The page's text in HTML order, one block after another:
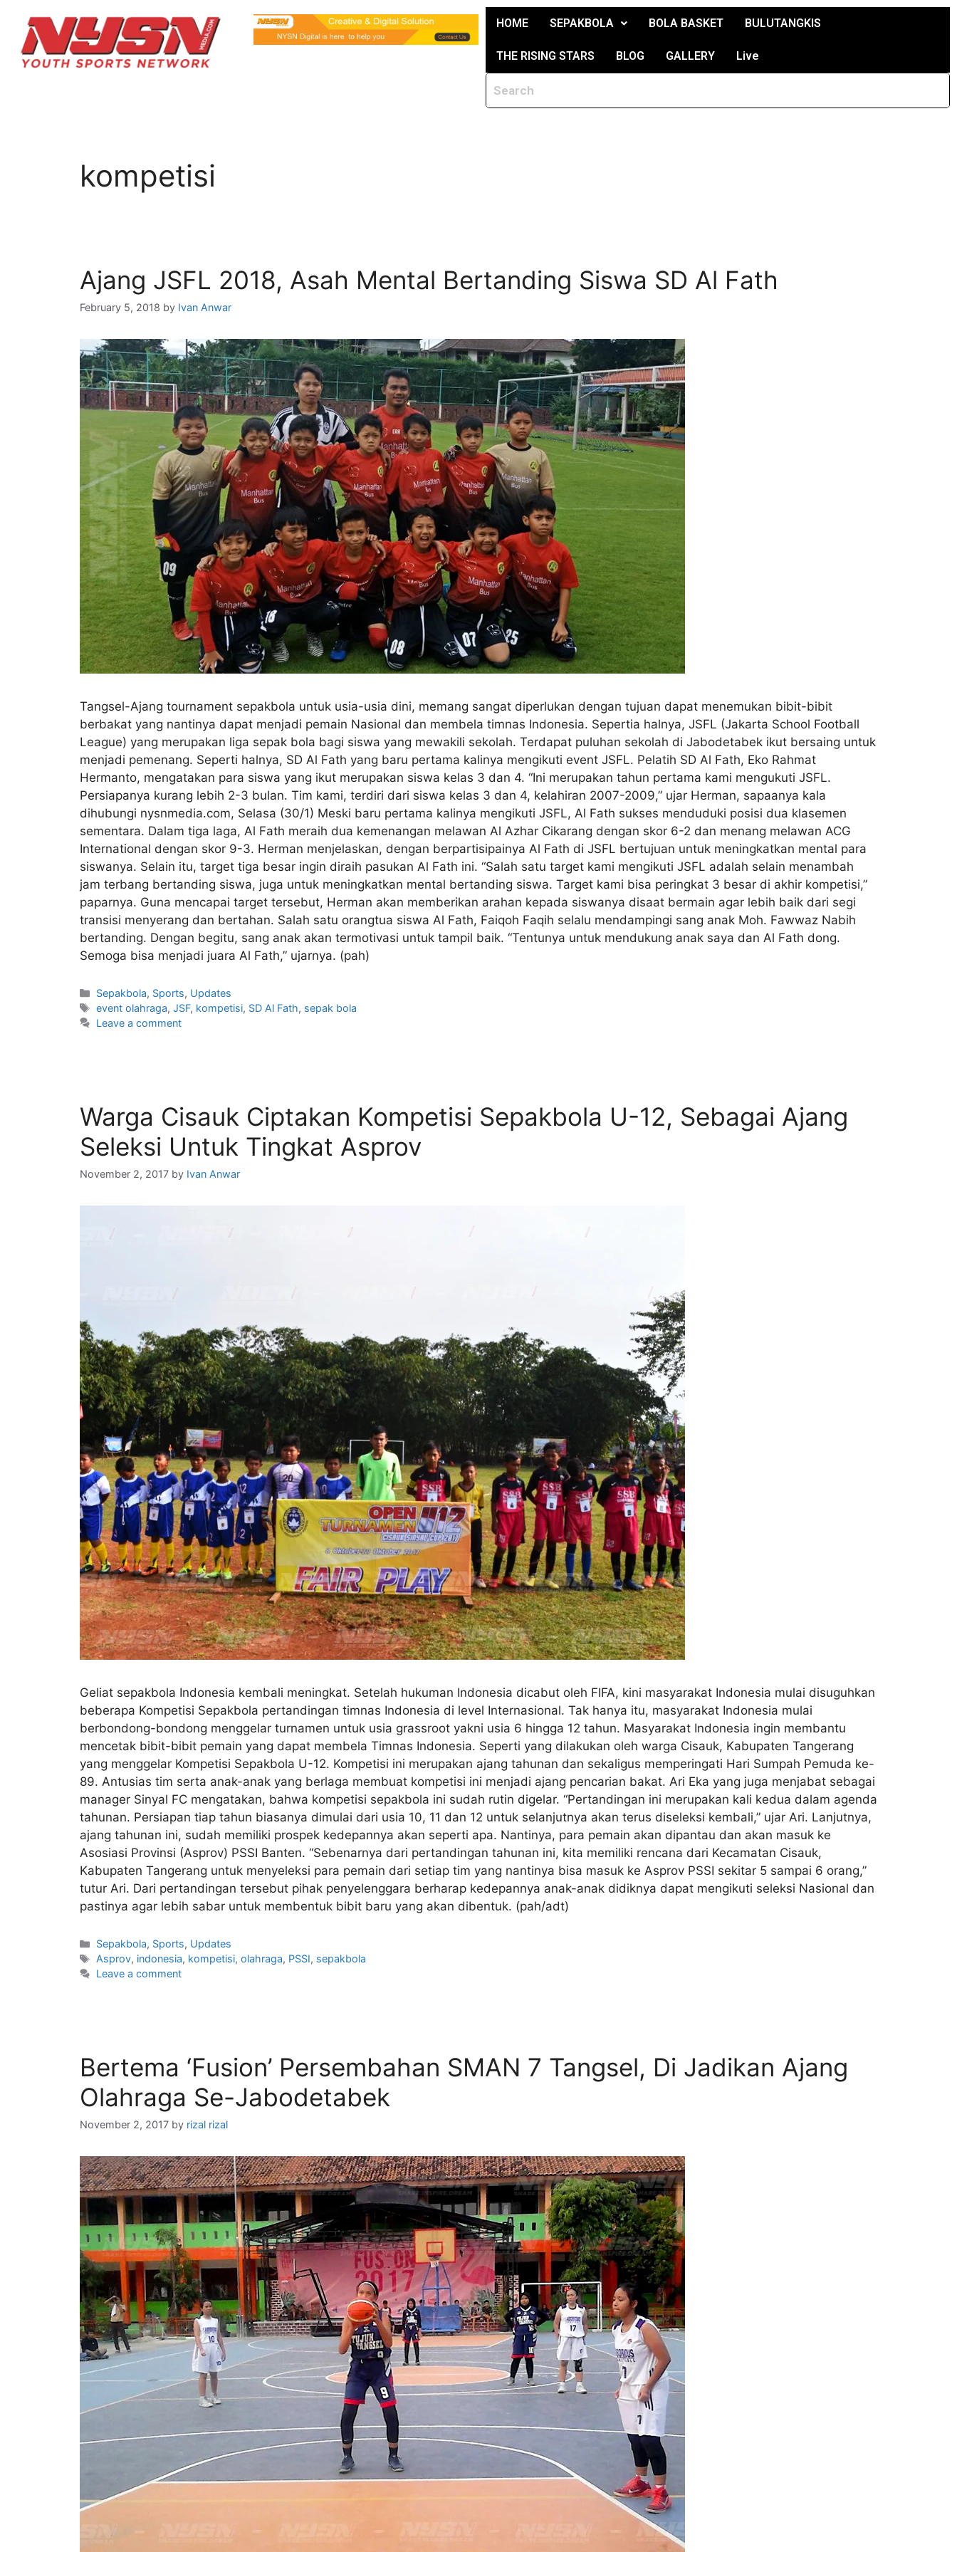
HOME SEPAKBOLA BOLA BASKET BULUTANGKIS
THE RISING STARS BLOG GALLERY Live
kompetisi
Ajang JSFL 2018, Asah Mental Bertanding Siswa SD Al Fath
February 5, 2018 by Ivan Anwar
Tangsel-Ajang tournament sepakbola untuk usia-usia dini, memang sangat diperlukan dengan tujuan dapat menemukan bibit-bibit
berbakat yang nantinya dapat menjadi pemain Nasional dan membela timnas Indonesia. Sepertia halnya, JSFL (Jakarta School Football
League) yang merupakan liga sepak bola bagi siswa yang mewakili sekolah. Terdapat puluhan sekolah di Jabodetabek ikut bersaing untuk
menjadi pemenang. Seperti halnya, SD Al Fath yang baru pertama kalinya mengikuti event JSFL. Pelatih SD Al Fath, Eko Rahmat
Hermanto, mengatakan para siswa yang ikut merupakan siswa kelas 3 dan 4. “Ini merupakan tahun pertama kami mengukuti JSFL.
Persiapanya kurang lebih 2-3 bulan. Tim kami, terdiri dari siswa kelas 3 dan 4, kelahiran 2007-2009,” ujar Herman, sapaanya kala
dihubungi nysnmedia.com, Selasa (30/1) Meski baru pertama kalinya mengikuti JSFL, Al Fath sukses menduduki posisi dua klasemen
sementara. Dalam tiga laga, Al Fath meraih dua kemenangan melawan Al Azhar Cikarang dengan skor 6-2 dan menang melawan ACG
International dengan skor 9-3. Herman menjelaskan, dengan berpartisipainya Al Fath di JSFL bertujuan untuk meningkatkan mental para
siswanya. Selain itu, target tiga besar ingin diraih pasukan Al Fath ini. “Salah satu target kami mengikuti JSFL adalah selain menambah
jam terbang bertanding siswa, juga untuk meningkatkan mental bertanding siswa. Target kami bisa peringkat 3 besar di akhir kompetisi,”
paparnya. Guna mencapai target tersebut, Herman akan memberikan arahan kepada siswanya disaat bermain agar lebih baik dari segi
transisi menyerang dan bertahan. Salah satu orangtua siswa Al Fath, Faiqoh Faqih selalu mendampingi sang anak Moh. Fawwaz Nabih
bertanding. Dengan begitu, sang anak akan termotivasi untuk tampil baik. “Tentunya untuk mendukung anak saya dan Al Fath dong.
Semoga bisa menjadi juara Al Fath,” ujarnya. (pah)
Sepakbola, Sports, Updates
event olahraga,JSF, kompetisi, SD Al Fath, sepak bola
Leave a comment
Warga Cisauk Ciptakan Kompetisi Sepakbola U-12, Sebagai Ajang
Seleksi Untuk Tingkat Asprov
November 2, 2017 by Ivan Anwar
Geliat sepakbola Indonesia kembali meningkat. Setelah hukuman Indonesia dicabut oleh FIFA, kini masyarakat Indonesia mulai disuguhkan
beberapa Kompetisi Sepakbola pertandingan timnas Indonesia di level Internasional. Tak hanya itu, masyarakat Indonesia mulai
berbondong-bondong menggelar turnamen untuk usia grassroot yakni usia 6 hingga 12 tahun. Masyarakat Indonesia ingin membantu
mencetak bibit-bibit pemain yang dapat membela Timnas Indonesia. Seperti yang dilakukan oleh warga Cisauk, Kabupaten Tangerang
yang menggelar Kompetisi Sepakbola U-12. Kompetisi ini merupakan ajang tahunan dan sekaligus memperingati Hari Sumpah Pemuda ke-
89. Antusias tim serta anak-anak yang berlaga membuat kompetisi ini menjadi ajang pencarian bakat. Ari Eka yang juga menjabat sebagai
manager Sinyal FC mengatakan, bahwa kompetisi sepakbola ini sudah rutin digelar. “Pertandingan ini merupakan kali kedua dalam agenda
tahunan. Persiapan tiap tahun biasanya dimulai dari usia 10, 11 dan 12 untuk selanjutnya akan terus diseleksi kembali,” ujar Ari. Lanjutnya,
ajang tahunan ini, sudah memiliki prospek kedepannya akan seperti apa. Nantinya, para pemain akan dipantau dan akan masuk ke
Asosiasi Provinsi (Asprov) PSSI Banten. “Sebenarnya dari pertandingan tahunan ini, kita memiliki rencana dari Kecamatan Cisauk,
Kabupaten Tangerang untuk menyeleksi para pemain dari setiap tim yang nantinya bisa masuk ke Asprov PSSI sekitar 5 sampai 6 orang,”
tutur Ari. Dari pertandingan tersebut pihak penyelenggara berharap kedepannya anak-anak didiknya dapat mengikuti seleksi Nasional dan
pastinya agar lebih sabar untuk membentuk bibit baru yang akan dibentuk. (pah/adt)
Sepakbola, Sports, Updates
Asprov, indonesia, kompetisi,olahraga, PSSI, sepakbola
Leave a comment
Bertema ‘Fusion’ Persembahan SMAN 7 Tangsel, Di Jadikan Ajang
Olahraga Se-Jabodetabek
November 2, 2017 by rizal rizal